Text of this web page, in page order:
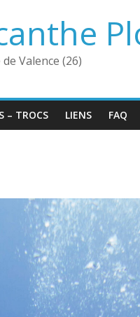
Valence (26)
– TROCS LIENS FAQ